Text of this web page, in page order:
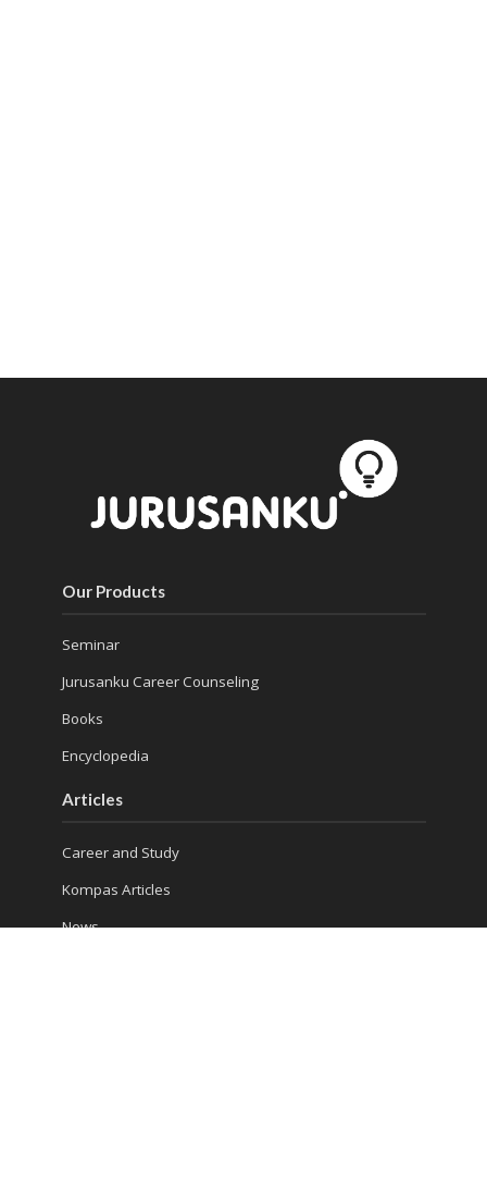
Our Products
Seminar
Jurusanku Career Counseling
Books
Encyclopedia
Articles
Career and Study
Kompas Articles
News